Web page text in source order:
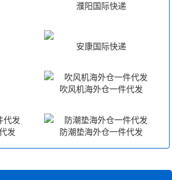
濮阳国际快递
安康国际快递
吹风机海外仓一件代发
发 防潮垫海外仓一件代发